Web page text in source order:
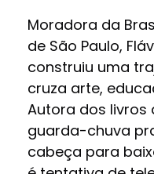
Moradora da
de São Paulo,
construiu uma
cruza arte,
Autora dos livros
guarda-chuva
cabeça para